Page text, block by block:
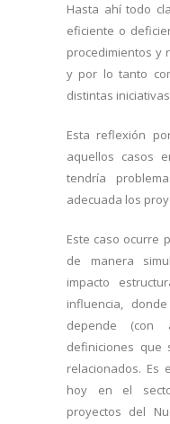
Hasta ahí todo
eficiente o
procedimientos y
y por lo tanto
distintas
Esta reflexión
aquellos casos
tendría
adecuada los
Este caso ocurre
de manera
impacto
influencia,
depende (con
definiciones que
relacionados. Es
hoy en el
proyectos del